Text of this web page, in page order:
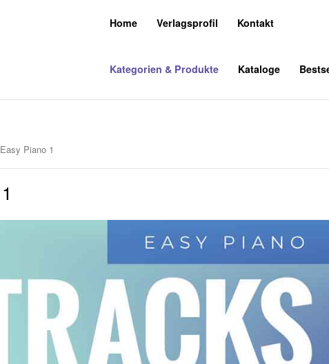
Home Verlagsprofil Kontakt
Kategorien & Produkte Kataloge
Piano 1